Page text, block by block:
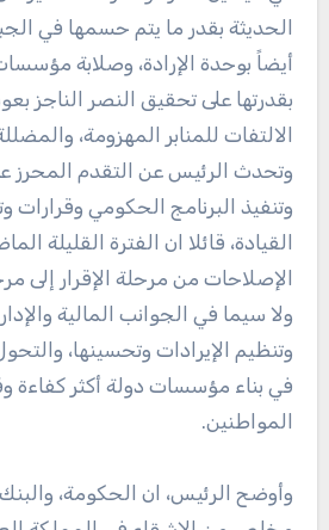
الحديثة بقدر ما يتم حسمها في
أيضاً بوحدة الإرادة، وصلابة
بقدرتها على تحقيق النصر الناجز
الالتفات للمنابر المهزومة،
وتحدث الرئيس عن التقدم المحرز
وتنفيذ البرنامج الحكومي
القيادة، قائلا ان الفترة القليلة
الإصلاحات من مرحلة الإقرار إلى
ولا سيما في الجوانب المالية
وتنظيم الإيرادات وتحسينها،
في بناء مؤسسات دولة أكثر كفاءة
المواطنين.
وأوضح الرئيس، ان الحكومة،